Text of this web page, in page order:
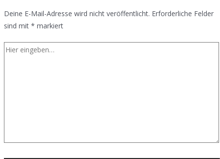
Deine E-Mail-Adresse wird nicht veröffentlicht. Erforderliche Felder
sind mit * markiert
Hier